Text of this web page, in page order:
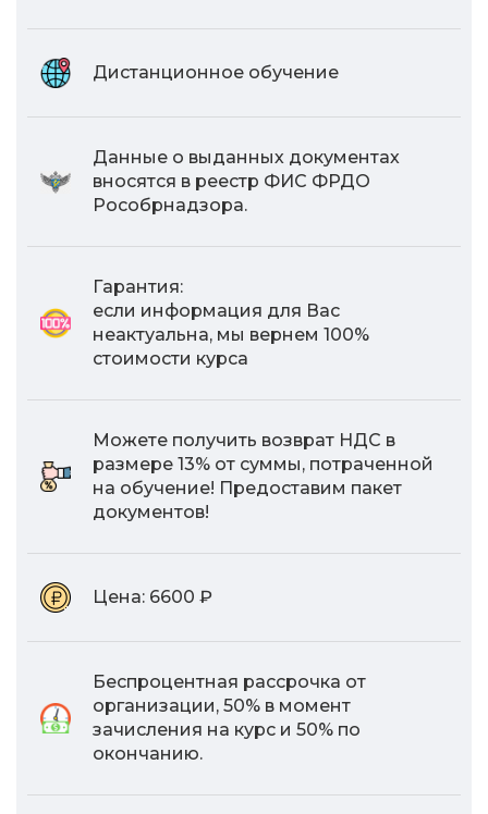
Дистанционное обучение
Данные о выданных документах
вносятся в реестр ФИС ФРДО
Рособрнадзора.
Гарантия:
если информация для Вас
неактуальна, мы вернем 100%
стоимости курса
Можете получить возврат НДС в
размере 13% от суммы, потраченной
на обучение! Предоставим пакет
документов!
Цена: 6600 ₽
Беспроцентная рассрочка от
организации, 50% в момент
зачисления на курс и 50% по
окончанию.